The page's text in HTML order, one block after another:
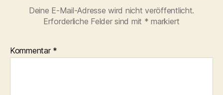
Deine E-Mail-Adresse wird nicht veröffentlicht.
Erforderliche Felder sind mit * markiert
Kommentar *